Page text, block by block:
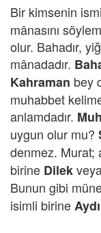
Bir kimsenin
mânasını
olur. Bahadır,
mânadadır.
Kahraman bey
muhabbet
anlamdadır.
uygun olur mu?
denmez. Murat;
birine Dilek
Bunun gibi
isimli birine